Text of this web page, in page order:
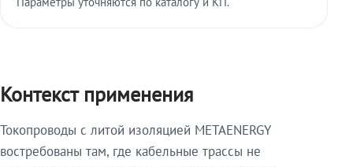
Контекст применения
Токопроводы с литой изоляцией METAENERGY
востребованы там, где кабельные трассы не